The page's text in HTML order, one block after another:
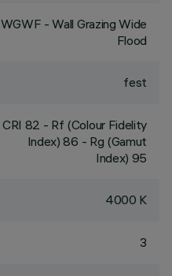
WGWF - Wall Grazing Wide
Flood
fest
CRI 82 - Rf (Colour Fidelity
Index) 86 - Rg (Gamut
Index) 95
4000 K
3